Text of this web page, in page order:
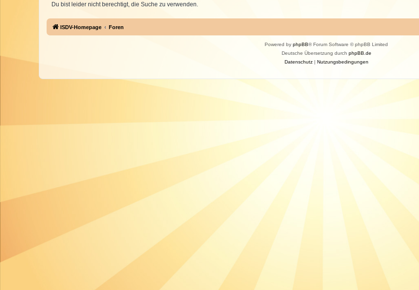
Du bist leider nicht berechtigt, die Suche zu verwenden.
ISDV-Homepage Foren
Powered by phpBB® Forum Software © phpBB Limited
Deutsche Übersetzung durch phpBB.de
Datenschutz| Nutzungsbedingungen